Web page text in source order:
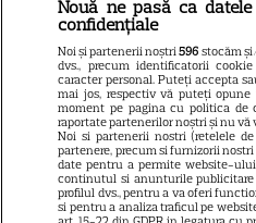
7
în
Nouă ne pasă ca
confidențiale
Noi și partenerii noștri596 stocăm
dvs., precum identificatorii
caracter personal. Puteți accepta
mai jos, respectiv vă puteți
moment pe pagina cu politica de
raportate partenerilor noștri și nu vă
Noi si partenerii nostri (retelele
partenere, precum si furnizorii
date pentru a permite website-
continutul si anunturile
profilul dvs., pentru a va oferi
si pentru a analiza traficul pe